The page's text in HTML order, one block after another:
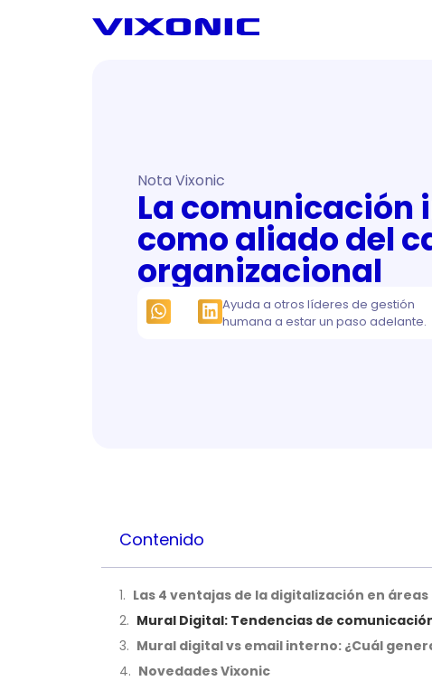
Nota Vixonic
La comunicación
como aliado del
organizacional
Ayuda a otros líderes de gestión
humana a estar un paso adelante.
Contenido
Las 4 ventajas de la digitalización en
Mural Digital: Tendencias de
Mural digital vs email interno: ¿Cuál
Novedades Vixonic